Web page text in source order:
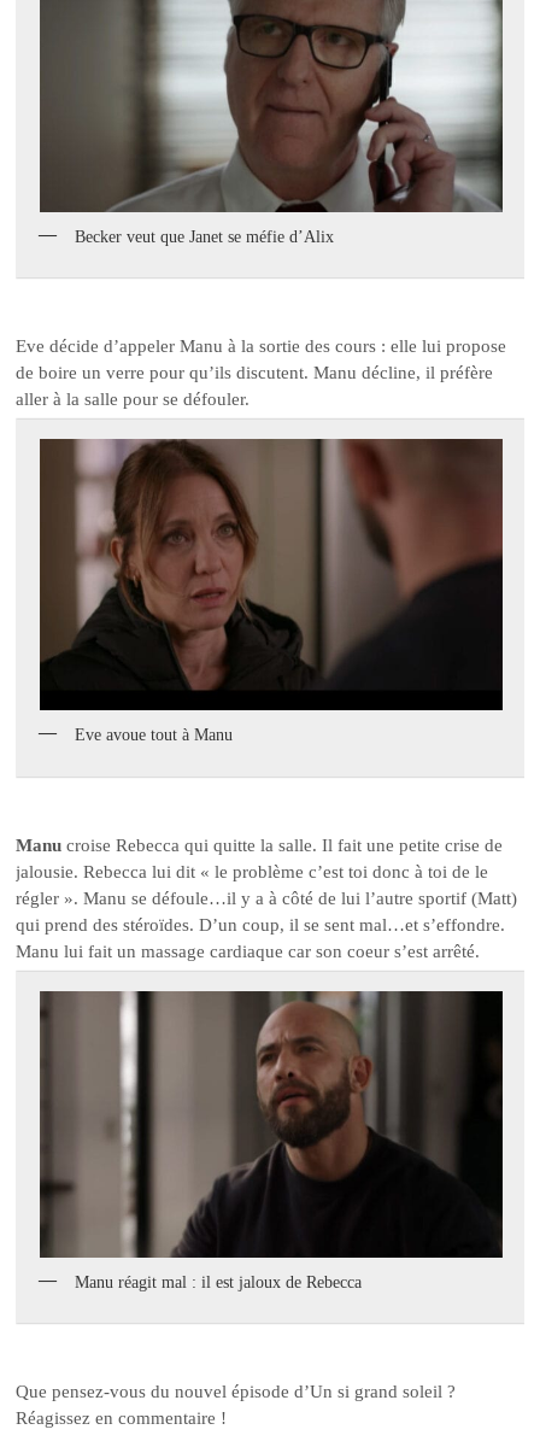
Becker veut que Janet se méfie d’Alix
Eve décide d’appeler Manu à la sortie des cours : elle lui propose
de boire un verre pour qu’ils discutent. Manu décline, il préfère
aller à la salle pour se défouler.
Eve avoue tout à Manu
Manu croise Rebecca qui quitte la salle. Il fait une petite crise de
jalousie. Rebecca lui dit « le problème c’est toi donc à toi de le
régler ». Manu se défoule…il y a à côté de lui l’autre sportif (Matt)
qui prend des stéroïdes. D’un coup, il se sent mal…et s’effondre.
Manu lui fait un massage cardiaque car son coeur s’est arrêté.
Manu réagit mal : il est jaloux de Rebecca
Que pensez-vous du nouvel épisode d’Un si grand soleil ?
Réagissez en commentaire !